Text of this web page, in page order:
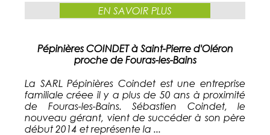
EN SAVOIR PLUS
Pépinières COINDET à Saint-Pierre d'Oléron
proche de Fouras-les-Bains
La SARL Pépinières Coindet est une entreprise
familiale créee il y a plus de 50 ans à proximité
de Fouras-les-Bains. Sébastien Coindet, le
nouveau gérant, vient de succéder à son père
début 2014 et représente la ...